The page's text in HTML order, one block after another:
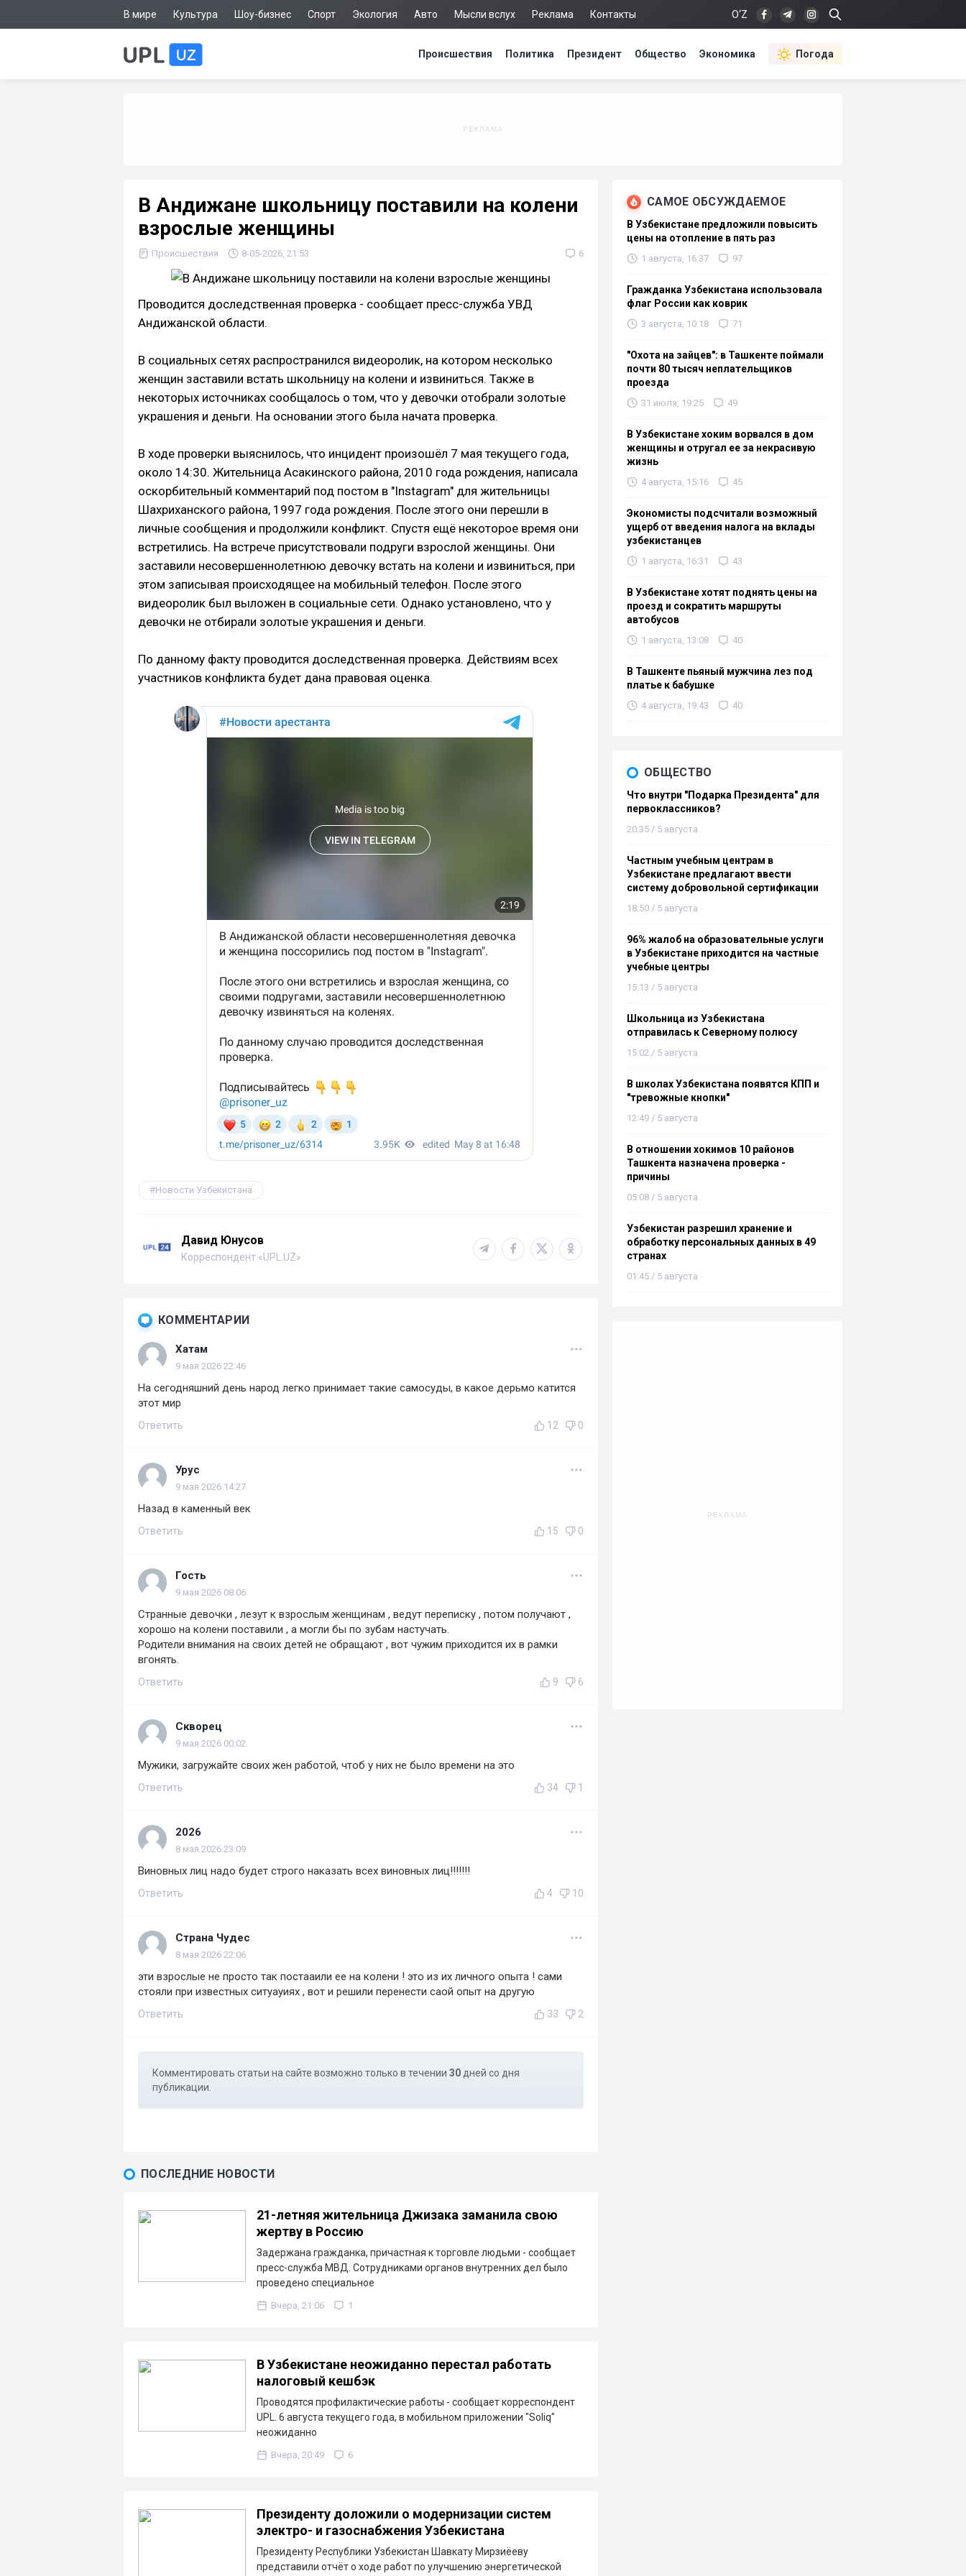
В мире Культура Шоу-бизнес Спорт Экология Авто Мысли вслух Реклама Контакты O‘Z
Происшествия Политика Президент Общество Экономика Погода
В Андижане школьницу поставили на колени
взрослые женщины
Происшествия 8-05-2026, 21:53 6
Проводится доследственная проверка - сообщает пресс-служба УВД
Андижанской области.
В социальных сетях распространился видеоролик, на котором несколько
женщин заставили встать школьницу на колени и извиниться. Также в
некоторых источниках сообщалось о том, что у девочки отобрали золотые
украшения и деньги. На основании этого была начата проверка.
В ходе проверки выяснилось, что инцидент произошёл 7 мая текущего года,
около 14:30. Жительница Асакинского района, 2010 года рождения, написала
оскорбительный комментарий под постом в "Instagram" для жительницы
Шахриханского района, 1997 года рождения. После этого они перешли в
личные сообщения и продолжили конфликт. Спустя ещё некоторое время они
встретились. На встрече присутствовали подруги взрослой женщины. Они
заставили несовершеннолетнюю девочку встать на колени и извиниться, при
этом записывая происходящее на мобильный телефон. После этого
видеоролик был выложен в социальные сети. Однако установлено, что у
девочки не отбирали золотые украшения и деньги.
По данному факту проводится доследственная проверка. Действиям всех
участников конфликта будет дана правовая оценка.
Новости Узбекистана
Давид Юнусов
Корреспондент «UPL.UZ»
КОММЕНТАРИИ
Хатам
9 мая 2026 22:46
На сегодняшний день народ легко принимает такие самосуды, в какое дерьмо катится
этот мир
Ответить 12 0
Урус
9 мая 2026 14:27
Назад в каменный век
Ответить 15 0
Гость
9 мая 2026 08:06
Странные девочки , лезут к взрослым женщинам , ведут переписку , потом получают ,
хорошо на колени поставили , а могли бы по зубам настучать.
Родители внимания на своих детей не обращают , вот чужим приходится их в рамки
вгонять.
Ответить 9 6
Скворец
9 мая 2026 00:02
Мужики, загружайте своих жен работой, чтоб у них не было времени на это
Ответить 34 1
2026
8 мая 2026 23:09
Виновных лиц надо будет строго наказать всех виновных лиц!!!!!!!
Ответить 4 10
Страна Чудес
8 мая 2026 22:06
эти взрослые не просто так постааили ее на колени ! это из их личного опыта ! сами
стояли при известных ситуауиях , вот и решили перенести саой опыт на другую
Ответить 33 2
Комментировать статьи на сайте возможно только в течении 30 дней со дня
публикации.
ПОСЛЕДНИЕ НОВОСТИ
21-летняя жительница Джизака заманила свою
жертву в Россию
Задержана гражданка, причастная к торговле людьми - сообщает
пресс-служба МВД. Сотрудниками органов внутренних дел было
проведено специальное
Вчера, 21:06 1
В Узбекистане неожиданно перестал работать
налоговый кешбэк
Проводятся профилактические работы - сообщает корреспондент
UPL. 6 августа текущего года, в мобильном приложении "Soliq"
неожиданно
Вчера, 20:49 6
Президенту доложили о модернизации систем
электро- и газоснабжения Узбекистана
Президенту Республики Узбекистан Шавкату Мирзиёеву
представили отчёт о ходе работ по улучшению энергетической
САМОЕ ОБСУЖДАЕМОЕ
В Узбекистане предложили повысить
цены на отопление в пять раз
1 августа, 16:37 97
Гражданка Узбекистана использовала
флаг России как коврик
3 августа, 10:18 71
"Охота на зайцев": в Ташкенте поймали
почти 80 тысяч неплательщиков
проезда
31 июля, 19:25 49
В Узбекистане хоким ворвался в дом
женщины и отругал ее за некрасивую
жизнь
4 августа, 15:16 45
Экономисты подсчитали возможный
ущерб от введения налога на вклады
узбекистанцев
1 августа, 16:31 43
В Узбекистане хотят поднять цены на
проезд и сократить маршруты
автобусов
1 августа, 13:08 40
В Ташкенте пьяный мужчина лез под
платье к бабушке
4 августа, 19:43 40
ОБЩЕСТВО
Что внутри "Подарка Президента" для
первоклассников?
20:35 / 5 августа
Частным учебным центрам в
Узбекистане предлагают ввести
систему добровольной сертификации
18:50 / 5 августа
96% жалоб на образовательные услуги
в Узбекистане приходится на частные
учебные центры
15:13 / 5 августа
Школьница из Узбекистана
отправилась к Северному полюсу
15:02 / 5 августа
В школах Узбекистана появятся КПП и
"тревожные кнопки"
12:49 / 5 августа
В отношении хокимов 10 районов
Ташкента назначена проверка -
причины
05:08 / 5 августа
Узбекистан разрешил хранение и
обработку персональных данных в 49
странах
01:45 / 5 августа